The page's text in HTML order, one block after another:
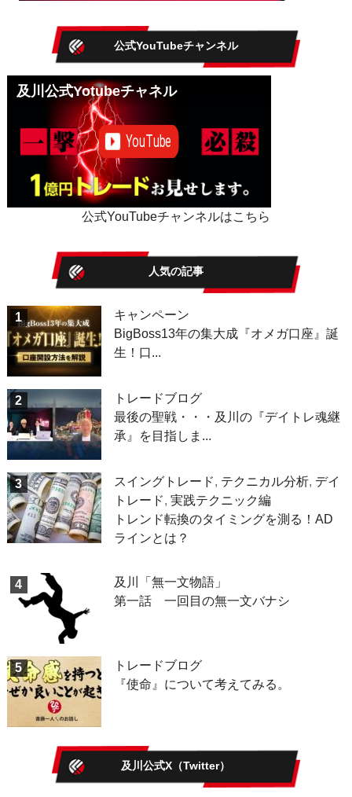
公式YouTubeチャンネル
及川公式Yotubeチャネル
公式YouTubeチャンネルはこちら
人気の記事
1
キャンペーン
BigBoss13年の集大成『オメガ口座』誕
生！口...
2
トレードブログ
最後の聖戦・・・及川の『デイトレ魂継
承』を目指しま...
3 スイングトレード, テクニカル分析, デイ
トレード, 実践テクニック編
トレンド転換のタイミングを測る！AD
ラインとは？
4
及川「無一文物語」
第一話 一回目の無一文バナシ
5
トレードブログ
『使命』について考えてみる。
及川公式X（Twitter）